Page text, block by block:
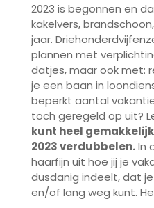
2023 is begonnen en
kakelvers,
jaar.
plannen met
datjes, maar ook met:
je een baan in
beperkt aantal
toch geregeld op uit?
kunt heel
2023 verdubbelen.In
haarfijn uit hoe jij je
dusdanig indeelt, dat
en/of lang weg kunt.